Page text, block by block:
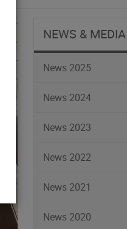
NEWS & MEDIA
News 2025
News 2024
News 2023
News 2022
News 2021
News 2020